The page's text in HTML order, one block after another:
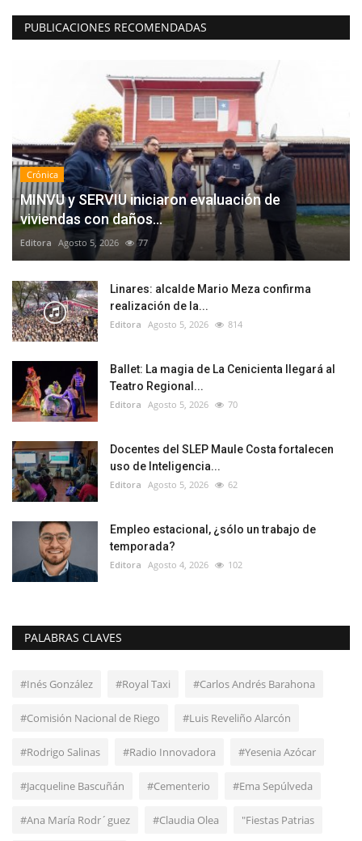
PUBLICACIONES RECOMENDADAS
Crónica
MINVU y SERVIU iniciaron evaluación de
viviendas con daños...
Editora Agosto 5, 2026 77
Linares: alcalde Mario Meza confirma
realización de la...
Editora Agosto 5, 2026 814
Ballet: La magia de La Cenicienta llegará al
Teatro Regional...
Editora Agosto 5, 2026 70
Docentes del SLEP Maule Costa fortalecen
uso de Inteligencia...
Editora Agosto 5, 2026 62
Empleo estacional, ¿sólo un trabajo de
temporada?
Editora Agosto 4, 2026 102
PALABRAS CLAVES
#Inés González #Royal Taxi #Carlos Andrés Barahona
#Comisión Nacional de Riego #Luis Reveliño Alarcón
#Rodrigo Salinas #Radio Innovadora #Yesenia Azócar
#Jacqueline Bascuñán #Cementerio #Ema Sepúlveda
#Ana María Rodr´guez #Claudia Olea "Fiestas Patrias